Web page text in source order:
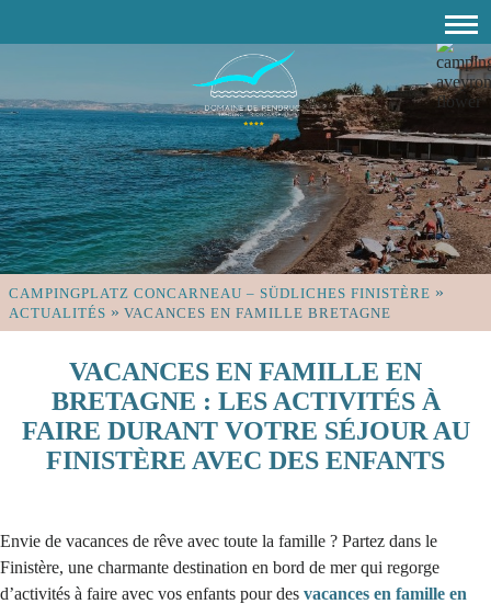
CAMPINGPLATZ CONCARNEAU – SÜDLICHES FINISTÈRE »
ACTUALITÉS » VACANCES EN FAMILLE BRETAGNE
VACANCES EN FAMILLE EN
BRETAGNE : LES ACTIVITÉS À
FAIRE DURANT VOTRE SÉJOUR AU
FINISTÈRE AVEC DES ENFANTS
Envie de vacances de rêve avec toute la famille ? Partez dans le
Finistère, une charmante destination en bord de mer qui regorge
d’activités à faire avec vos enfants pour des vacances en famille en